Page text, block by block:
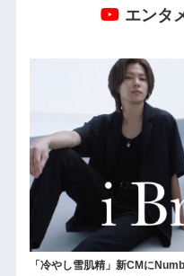
エンタ
「冷やし雪肌精」新CMに